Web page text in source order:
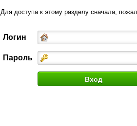
Для доступа к этому разделу сначала,
Логин
Пароль